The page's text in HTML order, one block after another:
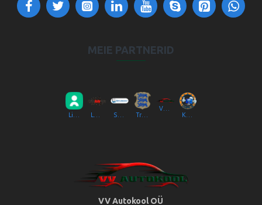
MEIE PARTNERID
VV Autokool OÜ
VV Autokool OÜ